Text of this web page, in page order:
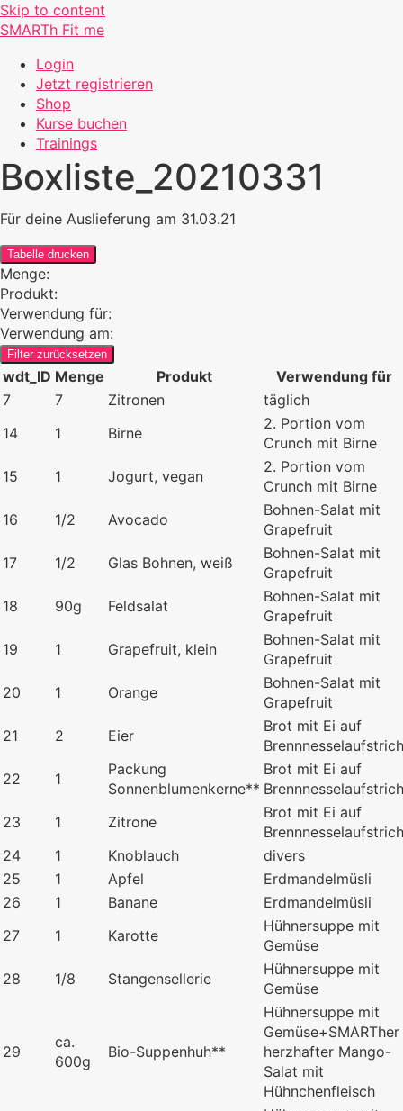
Skip to content
SMARTh Fit me
Login
Jetzt registrieren
Shop
Kurse buchen
Trainings
Boxliste_20210331
Für deine Auslieferung am 31.03.21
Tabelle drucken
Menge:
Produkt:
Verwendung für:
Verwendung am:
Filter zurücksetzen
wdt_ID Menge Produkt
Verwendung für
7
7 Zitronen
täglich
14
1 Birne
2. Portion vom
Crunch mit Birne
15
1 Jogurt, vegan
2. Portion vom
Crunch mit Birne
16
1/2 Avocado
Bohnen-Salat mit
Grapefruit
17
1/2 Glas Bohnen, weiß
Bohnen-Salat mit
Grapefruit
18
90g Feldsalat
Bohnen-Salat mit
Grapefruit
19
1 Grapefruit, klein
Bohnen-Salat mit
Grapefruit
20
1 Orange
Bohnen-Salat mit
Grapefruit
21
2 Eier
Brot mit Ei auf
Brennnesselaufstrich
22
1
Packung
Sonnenblumenkerne**
Brot mit Ei auf
Brennnesselaufstrich
23
1 Zitrone
Brot mit Ei auf
Brennnesselaufstrich
24
1 Knoblauch
divers
25
1 Apfel
Erdmandelmüsli
26
1 Banane
Erdmandelmüsli
27
1 Karotte
Hühnersuppe mit
Gemüse
28
1/8 Stangensellerie
Hühnersuppe mit
Gemüse
29
ca.
600g
Bio-Suppenhuh**
Hühnersuppe mit
Gemüse+SMARTher
herzhafter Mango-
Salat mit
Hühnchenfleisch